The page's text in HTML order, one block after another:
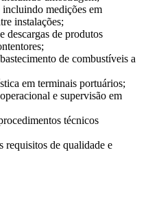
medições em
instalações;
descargas de produtos
de combustíveis a
em terminais portuários;
e supervisão em
técnicos
requisitos de qualidade e